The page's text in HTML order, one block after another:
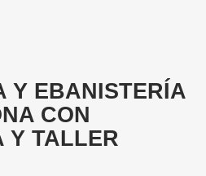
Y EBANISTERÍA
CON
Y TALLER